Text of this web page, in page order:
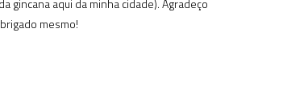
gincana aqui da minha cidade). Agradeço
mesmo!